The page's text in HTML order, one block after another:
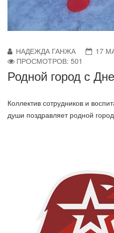
НАДЕЖДА ГАНЖА
17
ПРОСМОТРОВ: 501
Родной город с
Коллектив сотрудников и
души поздравляет родной